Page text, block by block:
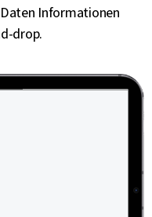
Informationen
drop.